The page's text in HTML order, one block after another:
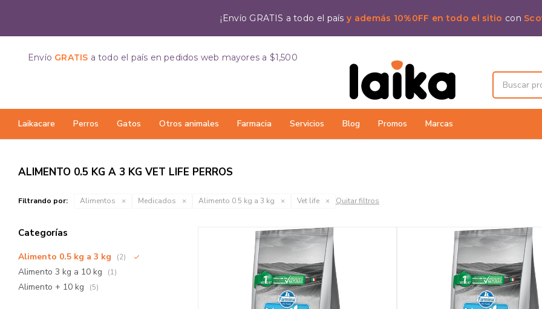
¡Envío GRATIS a todo el paísy además 10%0FF en todo el sitio con
Laikacare Perros Gatos Otros animales Farmacia Servicios Blog Promos Marcas
Envío GRATIS a todo el país en pedidos web mayores a $1,500
ALIMENTO 0.5 KG A 3 KG VET LIFE PERROS
Filtrando por: Alimentos Medicados Alimento 0.5 kg a 3 kg Vet life Quitar filtros
Categorías
Alimento 0.5 kg a 3 kg (2)
Alimento 3 kg a 10 kg (1)
Alimento + 10 kg (5)